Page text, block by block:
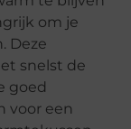
om je
Deze
snelst de
goed
voor een